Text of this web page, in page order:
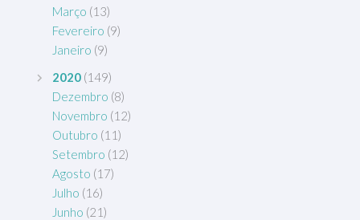
Março (13)
Fevereiro (9)
Janeiro (9)
2020 (149)
Dezembro (8)
Novembro (12)
Outubro (11)
Setembro (12)
Agosto (17)
Julho (16)
Junho (21)